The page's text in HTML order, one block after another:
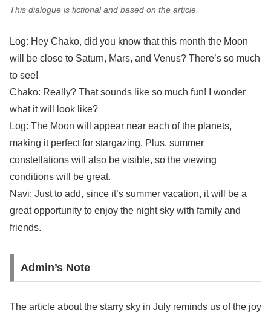
This dialogue is fictional and based on the article.
Log: Hey Chako, did you know that this month the Moon
will be close to Saturn, Mars, and Venus? There’s so much
to see!
Chako: Really? That sounds like so much fun! I wonder
what it will look like?
Log: The Moon will appear near each of the planets,
making it perfect for stargazing. Plus, summer
constellations will also be visible, so the viewing
conditions will be great.
Navi: Just to add, since it’s summer vacation, it will be a
great opportunity to enjoy the night sky with family and
friends.
Admin’s Note
The article about the starry sky in July reminds us of the joy